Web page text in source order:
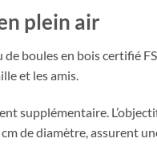
plein air
boules en bois certifié
et les amis.
supplémentaire.
de diamètre, assurent